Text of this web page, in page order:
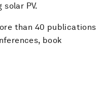
PV.
than 40 publications
book